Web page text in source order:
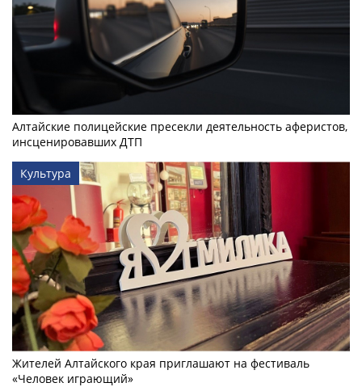
Алтайские полицейские пресекли деятельность аферистов,
инсценировавших ДТП
Культура
Жителей Алтайского края приглашают на фестиваль
«Человек играющий»